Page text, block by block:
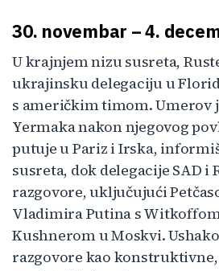
30. novembar – 4.
U krajnjem nizu susreta,
ukrajinsku delegaciju u
s američkim timom. Umerov
Yermaka nakon njegovog
putuje u Pariz i Irska,
susreta, dok delegacije SAD i
razgovore, uključujući
Vladimira Putina s
Kushnerom u Moskvi.
razgovore kao konstruktivne,